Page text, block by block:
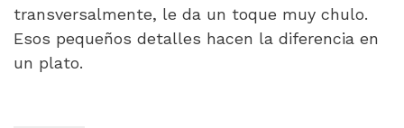
transversalmente, le da un toque muy chulo.
Esos pequeños detalles hacen la diferencia en
un plato.